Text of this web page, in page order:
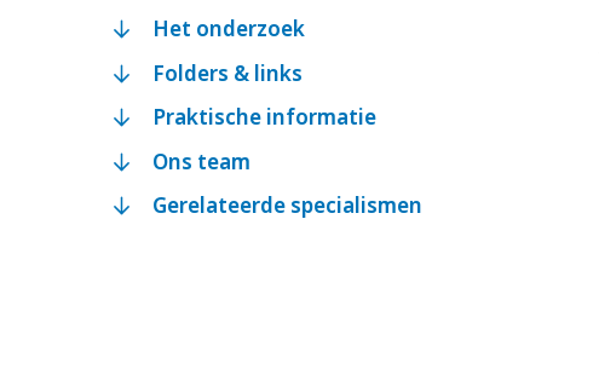
Het onderzoek
Folders & links
Praktische informatie
Ons team
Gerelateerde specialismen